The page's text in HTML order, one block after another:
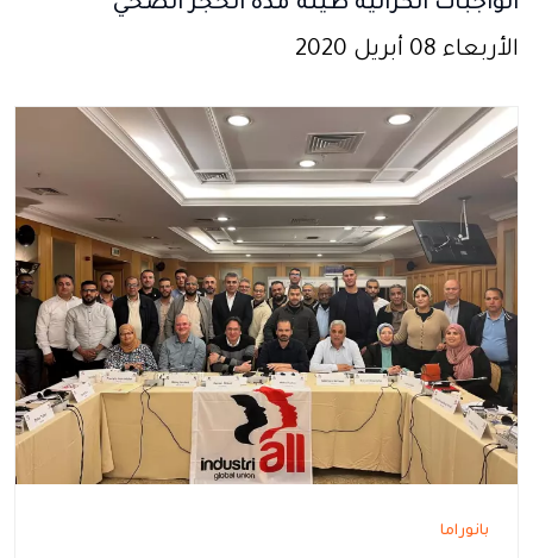
الواجبات الكرائية طيلة مدة الحجر الصحي
الأربعاء 08 أبريل 2020
بانوراما